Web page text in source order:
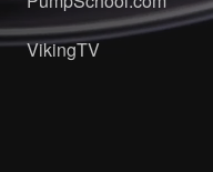
VikingTV